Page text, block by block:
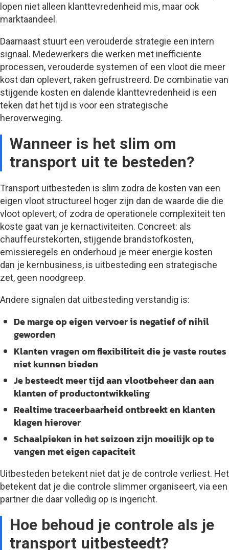
lopen niet alleen klanttevredenheid mis, maar ook
marktaandeel.
Daarnaast stuurt een verouderde strategie een intern
signaal. Medewerkers die werken met inefficiënte
processen, verouderde systemen of een vloot die meer
kost dan oplevert, raken gefrustreerd. De combinatie van
stijgende kosten en dalende klanttevredenheid is een
teken dat het tijd is voor een strategische
heroverweging.
Wanneer is het slim om
transport uit te besteden?
Transport uitbesteden is slim zodra de kosten van een
eigen vloot structureel hoger zijn dan de waarde die die
vloot oplevert, of zodra de operationele complexiteit ten
koste gaat van je kernactiviteiten. Concreet: als
chauffeurstekorten, stijgende brandstofkosten,
emissieregels en onderhoud je meer energie kosten
dan je kernbusiness, is uitbesteding een strategische
zet, geen noodgreep.
Andere signalen dat uitbesteding verstandig is:
De marge op eigen vervoer is negatief of nihil
geworden
Klanten vragen om flexibiliteit die je vaste routes
niet kunnen bieden
Je besteedt meer tijd aan vlootbeheer dan aan
klanten of productontwikkeling
Realtime traceerbaarheid ontbreekt en klanten
klagen hierover
Schaalpieken in het seizoen zijn moeilijk op te
vangen met eigen capaciteit
Uitbesteden betekent niet dat je de controle verliest. Het
betekent dat je die controle slimmer organiseert, via een
partner die daar volledig op is ingericht.
Hoe behoud je controle als je
transport uitbesteedt?